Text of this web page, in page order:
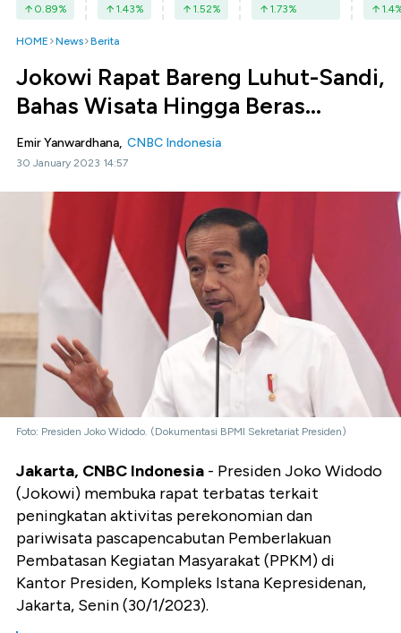
0.89% 1.43% 1.52% 1.73% 1.4
HOME News Berita
Jokowi Rapat Bareng Luhut-Sandi,
Bahas Wisata Hingga Beras...
Emir Yanwardhana, CNBC Indonesia
30 January 2023 14:57
Foto: Presiden Joko Widodo. (Dokumentasi BPMI Sekretariat Presiden)
Jakarta, CNBC Indonesia - Presiden Joko Widodo
(Jokowi) membuka rapat terbatas terkait
peningkatan aktivitas perekonomian dan
pariwisata pascapencabutan Pemberlakuan
Pembatasan Kegiatan Masyarakat (PPKM) di
Kantor Presiden, Kompleks Istana Kepresidenan,
Jakarta, Senin (30/1/2023).